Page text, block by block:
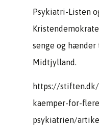
Psykiatri-Listen
senge og
Midtjylland.
https://
kaemper-for-
psykiatrien/